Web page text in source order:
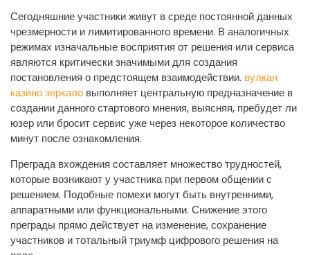
Сегодняшние участники живут в среде постоянной данных
чрезмерности и лимитированного времени. В аналогичных
режимах изначальные восприятия от решения или сервиса
являются критически значимыми для создания
постановления о предстоящем взаимодействии. вулкан
казино зеркало выполняет центральную предназначение в
создании данного стартового мнения, выясняя, пребудет ли
юзер или бросит сервис уже через некоторое количество
минут после ознакомления.
Преграда вхождения составляет множество трудностей,
которые возникают у участника при первом общении с
решением. Подобные помехи могут быть внутренними,
аппаратными или функциональными. Снижение этого
преграды прямо действует на изменение, сохранение
участников и тотальный триумф цифрового решения на